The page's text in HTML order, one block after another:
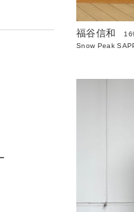
福谷信和
Snow Peak